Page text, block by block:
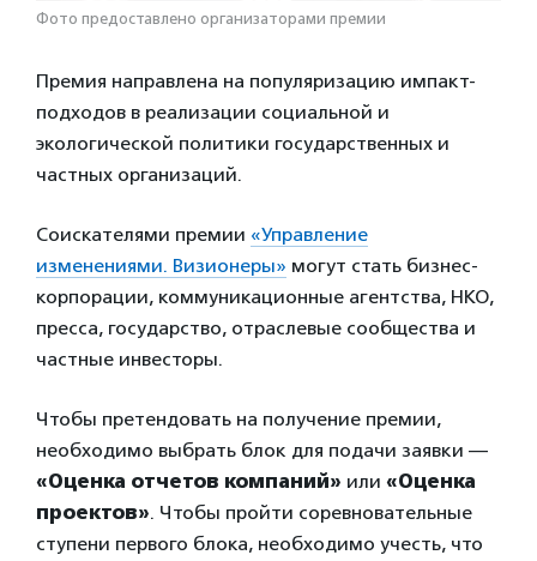
Фото предоставлено организаторами премии
Премия направлена на популяризацию импакт-
подходов в реализации социальной и
экологической политики государственных и
частных организаций.
Соискателями премии «Управление
изменениями. Визионеры» могут стать бизнес-
корпорации, коммуникационные агентства, НКО,
пресса, государство, отраслевые сообщества и
частные инвесторы.
Чтобы претендовать на получение премии,
необходимо выбрать блок для подачи заявки —
«Оценка отчетов компаний» или «Оценка
проектов». Чтобы пройти соревновательные
ступени первого блока, необходимо учесть, что